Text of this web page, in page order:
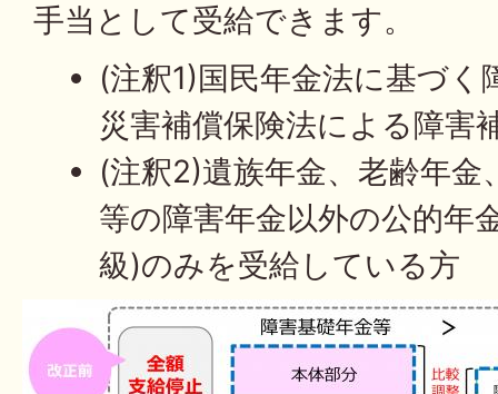
手当として受給できます。
(注釈1)国民年金法に基づく
災害補償保険法による障害
(注釈2)遺族年金、老齢年金
等の障害年金以外の公的年
級)のみを受給している方